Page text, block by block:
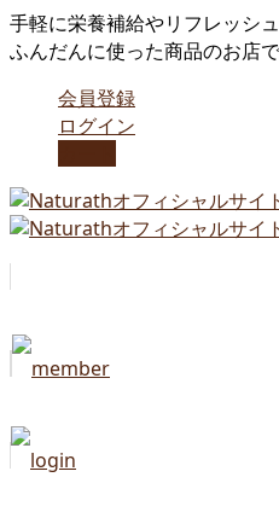
手軽に栄養補給やリフレッシ
ふんだんに使った商品のお店で
会員登録
ログイン